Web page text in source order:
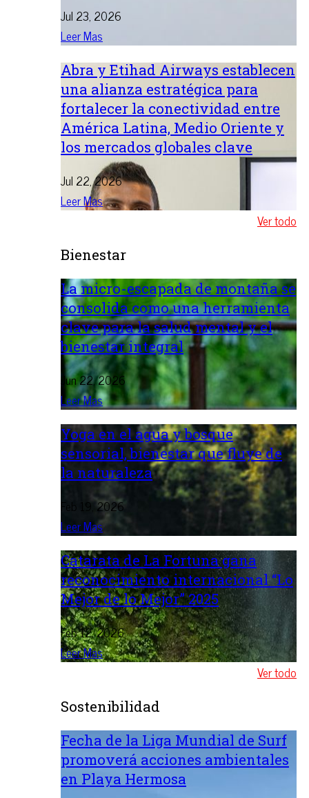
Jul 23, 2026
Leer Mas
Abra y Etihad Airways establecen
una alianza estratégica para
fortalecer la conectividad entre
América Latina, Medio Oriente y
los mercados globales clave
Jul 22, 2026
Leer Mas
Ver todo
Bienestar
La micro-escapada de montaña se
consolida como una herramienta
clave para la salud mental y el
bienestar integral
Jun 22, 2026
Leer Mas
Yoga en el agua y bosque
sensorial, bienestar que fluye de
la naturaleza
Feb 19, 2026
Leer Mas
Catarata de La Fortuna gana
reconocimiento internacional “Lo
Mejor de lo Mejor” 2025
Feb 12, 2026
Leer Mas
Ver todo
Sostenibilidad
Fecha de la Liga Mundial de Surf
promoverá acciones ambientales
en Playa Hermosa